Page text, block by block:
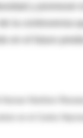
y promover
en el futuro